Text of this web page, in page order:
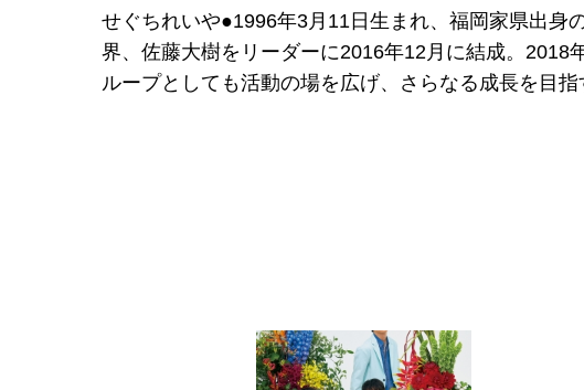
せぐちれいや●1996年3月11日生まれ、福岡家県出身
界、佐藤大樹をリーダーに2016年12月に結成。
ループとしても活動の場を広げ、さらなる成長を目